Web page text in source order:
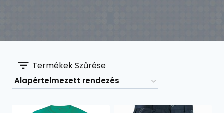
Termékek Szűrése